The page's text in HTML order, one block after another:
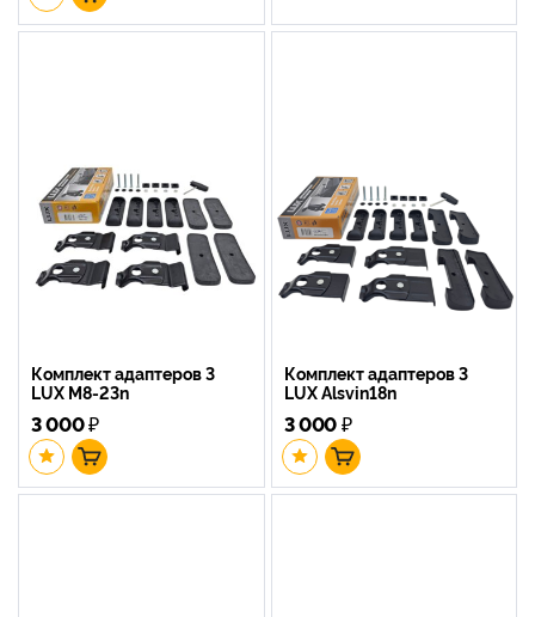
Комплект адаптеров 3
LUX M8-23n
3 000₽
Комплект адаптеров 3
LUX Alsvin18n
3 000₽